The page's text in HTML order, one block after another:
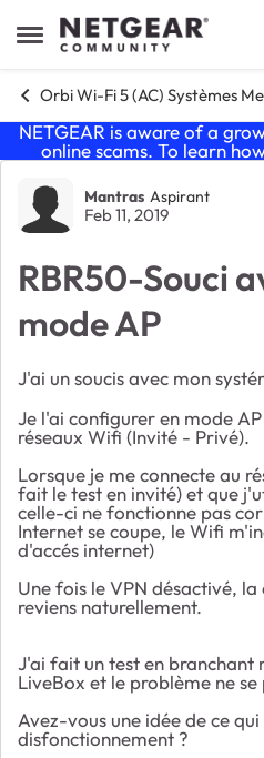
Open Side Menu
Skip to content
Orbi Wi-Fi 5 (AC) Systèmes
NETGEAR is aware of a
online scams. To learn
Forum
Mantras Aspirant
Feb 11, 2019
RBR50-Souci
mode AP
J'ai un soucis avec mon
Je l'ai configurer en mode
réseaux Wifi (Invité - Privé).
Lorsque je me connecte au
fait le test en invité) et que
celle-ci ne fonctionne pas
Internet se coupe, le Wifi
d'accés internet)
Une fois le VPN désactivé,
reviens naturellement.
J'ai fait un test en branchant
LiveBox et le problème ne se
Avez-vous une idée de ce
disfonctionnement ?